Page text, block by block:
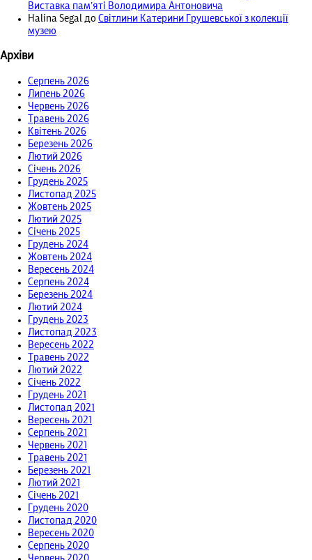
Виставка пам’яті Володимира Антоновича
Halina Segal до Світлини Катерини Грушевської з колекції
музею
Архіви
Серпень 2026
Липень 2026
Червень 2026
Травень 2026
Квітень 2026
Березень 2026
Лютий 2026
Січень 2026
Грудень 2025
Листопад 2025
Жовтень 2025
Лютий 2025
Січень 2025
Грудень 2024
Жовтень 2024
Вересень 2024
Серпень 2024
Березень 2024
Лютий 2024
Грудень 2023
Листопад 2023
Вересень 2022
Травень 2022
Лютий 2022
Січень 2022
Грудень 2021
Листопад 2021
Вересень 2021
Серпень 2021
Червень 2021
Травень 2021
Березень 2021
Лютий 2021
Січень 2021
Грудень 2020
Листопад 2020
Вересень 2020
Серпень 2020